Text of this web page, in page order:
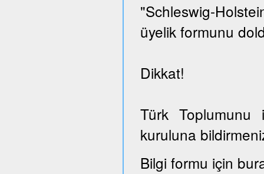
"Schleswig-
üyelik formunu
Dikkat!
Türk
kuruluna
Bilgi formu için